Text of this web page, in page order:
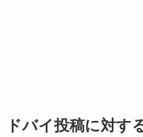
ドバイ投稿に対す